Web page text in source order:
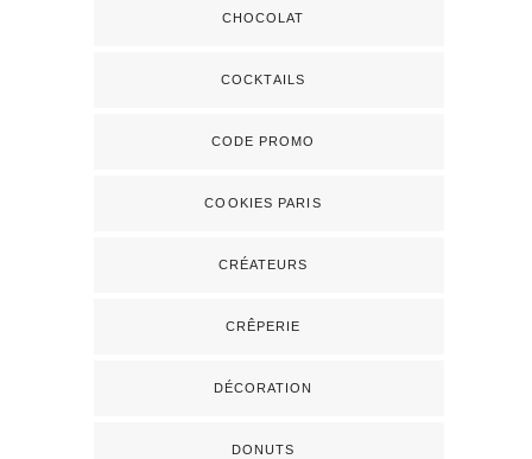
CHOCOLAT
COCKTAILS
CODE PROMO
COOKIES PARIS
CRÉATEURS
CRÊPERIE
DÉCORATION
DONUTS